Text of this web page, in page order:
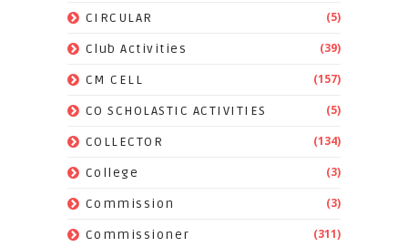
CIRCULAR (5)
Club Activities (39)
CM CELL (157)
CO SCHOLASTIC ACTIVITIES (5)
COLLECTOR (134)
College (3)
Commission (3)
Commissioner (311)